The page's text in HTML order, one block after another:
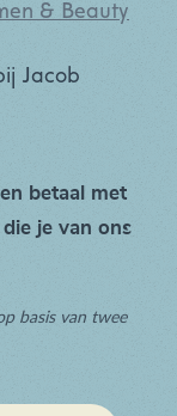
& Beauty
Jacob
betaal met
je van ons
basis van twee